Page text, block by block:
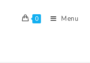
0 Menu